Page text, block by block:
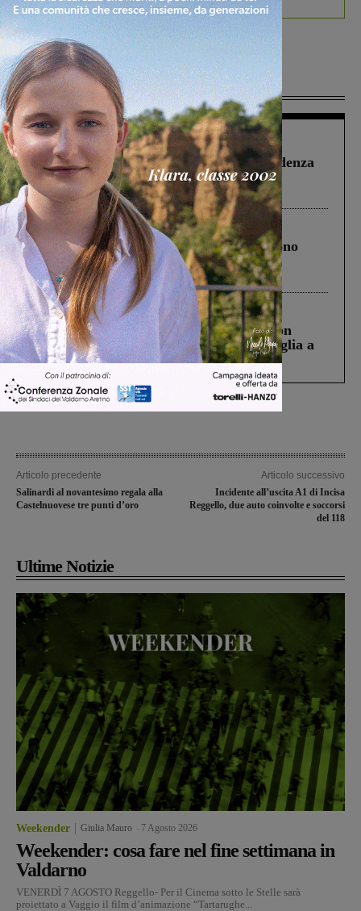
Più lette
Figline Incisa Valdarno 1 Agosto 2026
Piscina di Figline finanziata oltre la scadenza
Pnrr, il gruppo di Fratelli d’Italia: “Un
ringraziamento al Governo”
Cronaca 4 Agosto 2026
Un anno fa la strage in A1 in cui morirono
Gianni, Giulia e Franco. Lo schianto, il
processo, lo stop ai sorpassi fra tir....
Cronaca 3 Agosto 2026
Scomparso da una struttura di Castiglion
Fiorentino l’uomo che aveva ucciso la figlia a
Levane nel 2020
Articolo precedente
Salinardi al novantesimo regala alla
Castelnuovese tre punti d’oro
Articolo successivo
Incidente all’uscita A1 di Incisa
Reggello, due auto coinvolte e soccorsi
del 118
Ultime Notizie
Weekender Giulia Mauro 7 Agosto 2026
Weekender: cosa fare nel fine settimana in
Valdarno
VENERDÌ 7 AGOSTO Reggello- Per il Cinema sotto le Stelle sarà
proiettato a Vaggio il film d’animazione “Tartarughe...